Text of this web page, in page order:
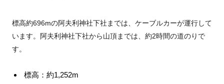
標高約696mの阿夫利神社下社までは、ケーブルカーが運行して
います。阿夫利神社下社から山頂までは、約2時間の道のりで
す。
標高：約1,252m